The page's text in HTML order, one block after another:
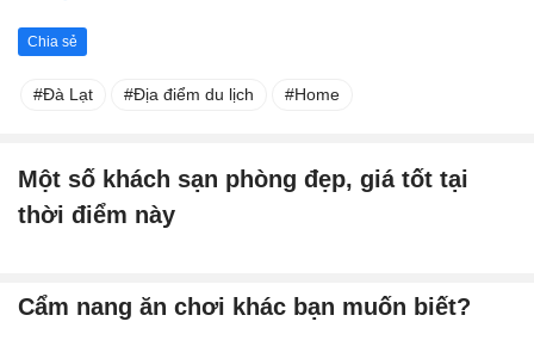
Chia sẻ
Đà Lạt Địa điểm du lịch Home
Một số khách sạn phòng đẹp, giá tốt tại
thời điểm này
Cẩm nang ăn chơi khác bạn muốn biết?